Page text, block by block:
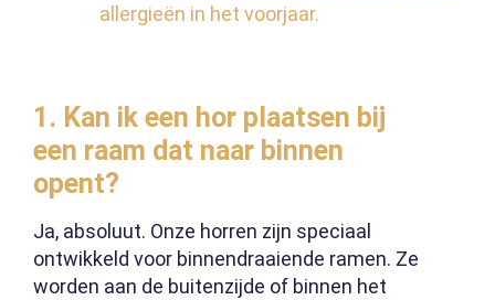
allergieën in het voorjaar.
1. Kan ik een hor plaatsen bij
een raam dat naar binnen
opent?
Ja, absoluut. Onze horren zijn speciaal
ontwikkeld voor binnendraaiende ramen. Ze
worden aan de buitenzijde of binnen het